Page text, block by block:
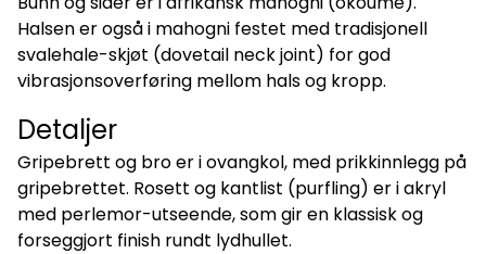
Halsen er også i mahogni festet med tradisjonell
svalehale-skjøt (dovetail neck joint) for god
vibrasjonsoverføring mellom hals og kropp.
Detaljer
Gripebrett og bro er i ovangkol, med prikkinnlegg på
gripebrettet. Rosett og kantlist (purfling) er i akryl
med perlemor-utseende, som gir en klassisk og
forseggjort finish rundt lydhullet.